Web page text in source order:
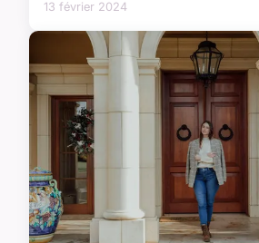
13 février 2024